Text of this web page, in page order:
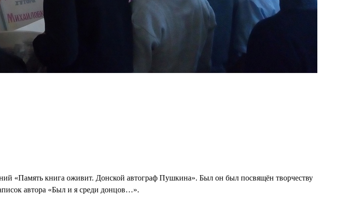
«Память книга оживит. Донской автограф Пушкина». Был он был посвящён творчеству
автора «Был и я среди донцов…».